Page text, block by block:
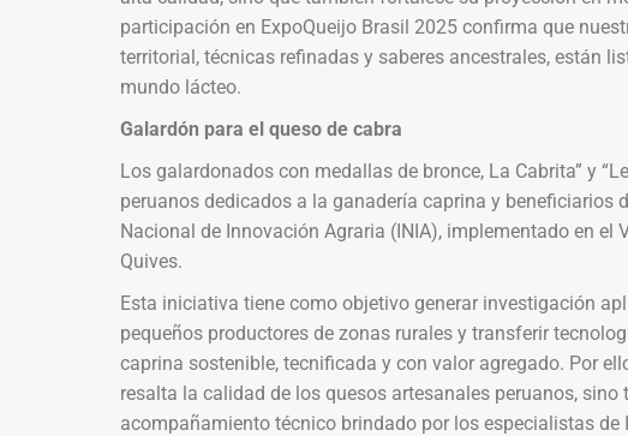
participación en ExpoQueijo Brasil 2025 confirma que
territorial, técnicas refinadas y saberes ancestrales, están
mundo lácteo.
Galardón para el queso de cabra
Los galardonados con medallas de bronce, La Cabrita” y
peruanos dedicados a la ganadería caprina y beneficiarios
Nacional de Innovación Agraria (INIA), implementado en el
Quives.
Esta iniciativa tiene como objetivo generar investigación
pequeños productores de zonas rurales y transferir
caprina sostenible, tecnificada y con valor agregado. Por
resalta la calidad de los quesos artesanales peruanos,
acompañamiento técnico brindado por los especialistas de